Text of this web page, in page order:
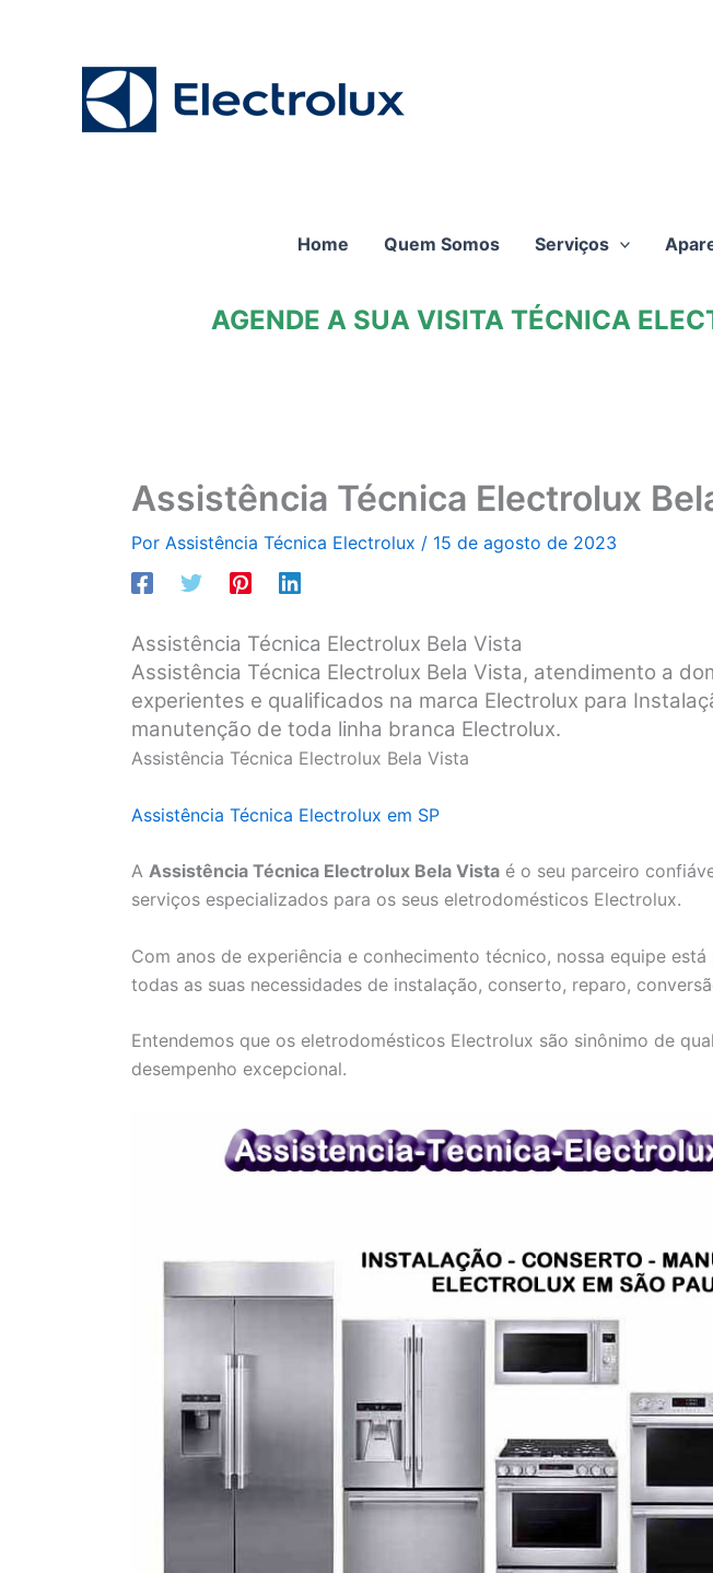
Home Quem Somos Serviços
AGENDE A SUA VISITA TÉCNICA
Assistência Técnica Electrolux
Por Assistência Técnica Electrolux / 15 de agosto de 2023
Assistência Técnica Electrolux Bela Vista
Assistência Técnica Electrolux Bela Vista, atendimento a
experientes e qualificados na marca Electrolux para
manutenção de toda linha branca Electrolux.
Assistência Técnica Electrolux Bela Vista
Assistência Técnica Electrolux em SP
A Assistência Técnica Electrolux Bela Vista é o seu parceiro
serviços especializados para os seus eletrodomésticos Electrolux.
Com anos de experiência e conhecimento técnico, nossa equipe
todas as suas necessidades de instalação, conserto, reparo,
Entendemos que os eletrodomésticos Electrolux são sinônimo de
desempenho excepcional.